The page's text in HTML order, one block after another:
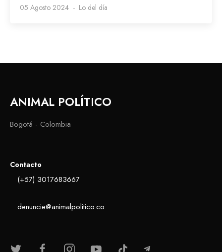
05 Agosto 2024 Lo del día
ANIMAL POLÍTICO
Bogotá - Colombia
Contacto
(+57) 3017683667
denuncie@animalpolitico.co